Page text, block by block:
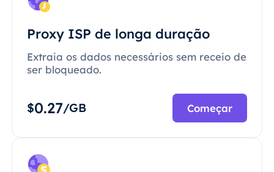
Proxy ISP de longa duração
Extraia os dados necessários sem receio de
ser bloqueado.
$0.27/GB Começar